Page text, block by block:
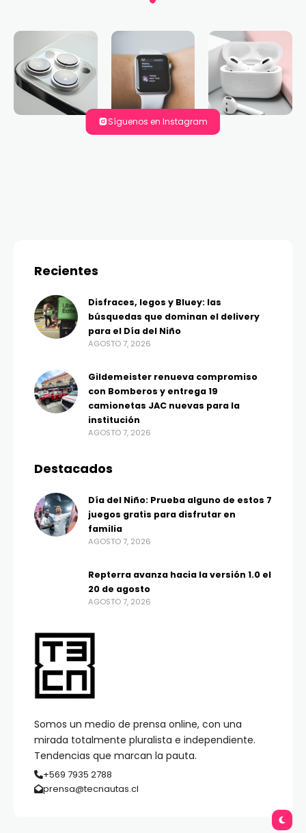
Síguenos en Instagram
Somos un medio de prensa online, con una
mirada totalmente pluralista e independiente.
Tendencias que marcan la pauta.
+569 7935 2788
prensa@tecnautas.cl
Recientes
Disfraces, legos y Bluey: las
búsquedas que dominan el delivery
para el Día del Niño
AGOSTO 7, 2026
Gildemeister renueva compromiso
con Bomberos y entrega 19
camionetas JAC nuevas para la
institución
AGOSTO 7, 2026
Destacados
Día del Niño: Prueba alguno de estos 7
juegos gratis para disfrutar en
familia
AGOSTO 7, 2026
Repterra avanza hacia la versión 1.0 el
20 de agosto
AGOSTO 7, 2026